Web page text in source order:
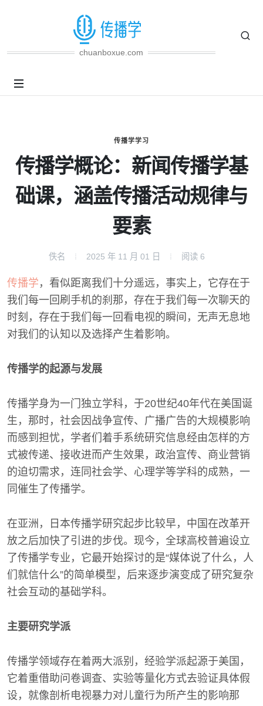
chuanboxue.com
传播学学习
传播学概论：新闻传播学基
础课，涵盖传播活动规律与
要素
佚名 2025 年 11 月 01 日 阅读 6
传播学 ，看似距离我们十分遥远，事实上，它存在于
我们每一回刷手机的刹那，存在于我们每一次聊天的
时刻，存在于我们每一回看电视的瞬间，无声无息地
对我们的认知以及选择产生着影响。
传播学的起源与发展
传播学身为一门独立学科，于20世纪40年代在美国诞
生，那时，社会因战争宣传、广播广告的大规模影响
而感到担忧，学者们着手系统研究信息经由怎样的方
式被传递、接收进而产生效果，政治宣传、商业营销
的迫切需求，连同社会学、心理学等学科的成熟，一
同催生了传播学。
在亚洲，日本传播学研究起步比较早，中国在改革开
放之后加快了引进的步伐。现今，全球高校普遍设立
了传播学专业，它最开始探讨的是“媒体说了什么，人
们就信什么”的简单模型，后来逐步演变成了研究复杂
社会互动的基础学科。
主要研究学派
传播学领域存在着两大派别，经验学派起源于美国，
它着重借助问卷调查、实验等量化方式去验证具体假
设，就像剖析电视暴力对儿童行为所产生的影响那